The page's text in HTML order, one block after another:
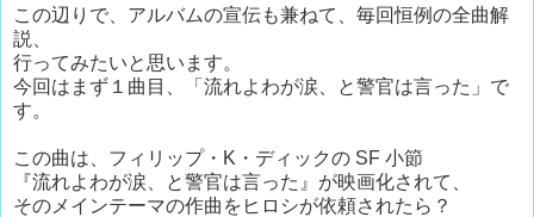
この辺りで、アルバムの宣伝も兼ねて、毎回恒例の全曲解
説、
行ってみたいと思います。
今回はまず１曲目、「流れよわが涙、と警官は言った」で
す。
この曲は、フィリップ・K・ディックの SF 小節
『流れよわが涙、と警官は言った』が映画化されて、
そのメインテーマの作曲をヒロシが依頼されたら？